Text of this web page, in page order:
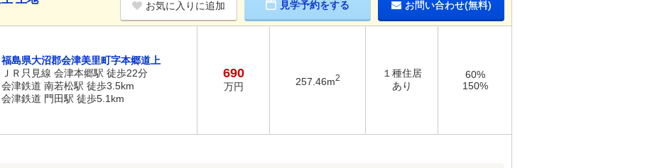
お気に入りに追加 見学予約をする お問い合わせ(無料)
福島県大沼郡会津美里町字本郷道上
ＪＲ只見線 会津本郷駅 徒歩22分
会津鉄道 南若松駅 徒歩3.5km
会津鉄道 門田駅 徒歩5.1km
690
万円 257.46m2
１種住居
あり
60%
150%